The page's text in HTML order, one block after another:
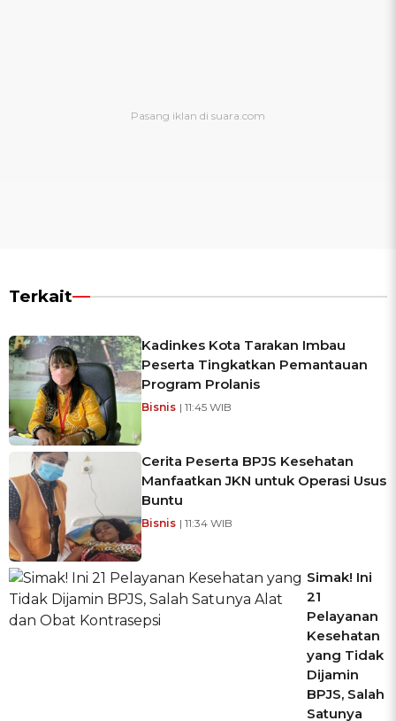
Terkait
Kadinkes Kota Tarakan Imbau
Peserta Tingkatkan Pemantauan
Program Prolanis
Bisnis | 11:45 WIB
Cerita Peserta BPJS Kesehatan
Manfaatkan JKN untuk Operasi Usus
Buntu
Bisnis | 11:34 WIB
Simak! Ini
21
Pelayanan
Kesehatan
yang Tidak
Dijamin
BPJS, Salah
Satunya